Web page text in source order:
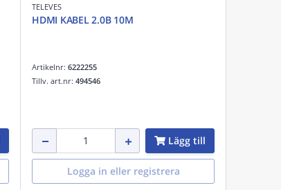
TELEVES
HDMI KABEL 2.0B 10M
Artikelnr: 6222255
Tillv. art.nr: 494546
Lägg till
Logga in eller registrera